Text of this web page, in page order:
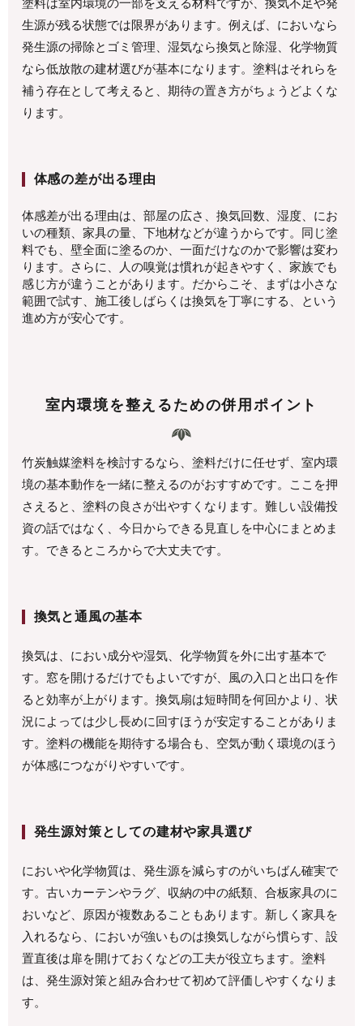
塗料は室内環境の一部を支える材料ですが、換気不足や発
生源が残る状態では限界があります。例えば、においなら
発生源の掃除とゴミ管理、湿気なら換気と除湿、化学物質
なら低放散の建材選びが基本になります。塗料はそれらを
補う存在として考えると、期待の置き方がちょうどよくな
ります。
体感の差が出る理由
体感差が出る理由は、部屋の広さ、換気回数、湿度、にお
いの種類、家具の量、下地材などが違うからです。同じ塗
料でも、壁全面に塗るのか、一面だけなのかで影響は変わ
ります。さらに、人の嗅覚は慣れが起きやすく、家族でも
感じ方が違うことがあります。だからこそ、まずは小さな
範囲で試す、施工後しばらくは換気を丁寧にする、という
進め方が安心です。
室内環境を整えるための併用ポイント
竹炭触媒塗料を検討するなら、塗料だけに任せず、室内環
境の基本動作を一緒に整えるのがおすすめです。ここを押
さえると、塗料の良さが出やすくなります。難しい設備投
資の話ではなく、今日からできる見直しを中心にまとめま
す。できるところからで大丈夫です。
換気と通風の基本
換気は、におい成分や湿気、化学物質を外に出す基本で
す。窓を開けるだけでもよいですが、風の入口と出口を作
ると効率が上がります。換気扇は短時間を何回かより、状
況によっては少し長めに回すほうが安定することがありま
す。塗料の機能を期待する場合も、空気が動く環境のほう
が体感につながりやすいです。
発生源対策としての建材や家具選び
においや化学物質は、発生源を減らすのがいちばん確実で
す。古いカーテンやラグ、収納の中の紙類、合板家具のに
おいなど、原因が複数あることもあります。新しく家具を
入れるなら、においが強いものは換気しながら慣らす、設
置直後は扉を開けておくなどの工夫が役立ちます。塗料
は、発生源対策と組み合わせて初めて評価しやすくなりま
す。